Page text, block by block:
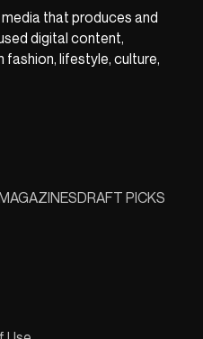
that produces and
digital content,
lifestyle, culture,
DRAFT PICKS